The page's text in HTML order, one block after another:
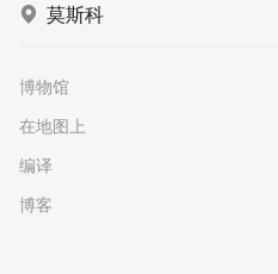
莫斯科
博物馆
在地图上
编译
博客